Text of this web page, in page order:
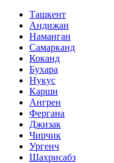
Ташкент
Андижан
Наманган
Самарканд
Коканд
Бухара
Нукус
Карши
Ангрен
Фергана
Джизак
Чирчик
Ургенч
Шахрисабз